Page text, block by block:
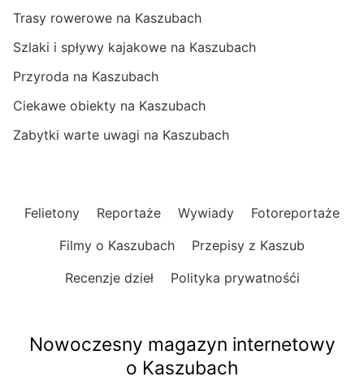
Trasy rowerowe na Kaszubach
Szlaki i spływy kajakowe na Kaszubach
Przyroda na Kaszubach
Ciekawe obiekty na Kaszubach
Zabytki warte uwagi na Kaszubach
Felietony Reportaże Wywiady
Fotoreportaże
Filmy o Kaszubach
Przepisy z Kaszub
Recenzje dzieł
Polityka prywatnośći
Nowoczesny magazyn internetowy
o Kaszubach